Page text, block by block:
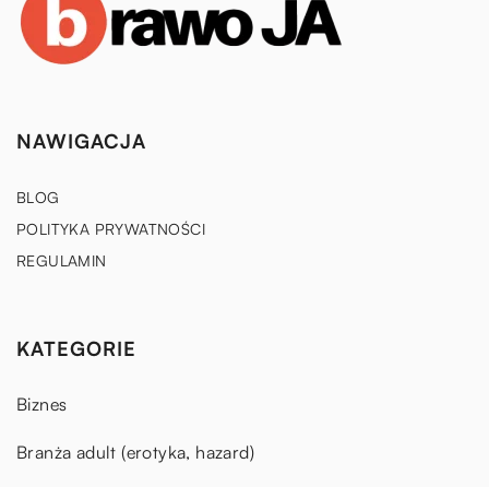
NAWIGACJA
BLOG
POLITYKA PRYWATNOŚCI
REGULAMIN
KATEGORIE
Biznes
Branża adult (erotyka, hazard)